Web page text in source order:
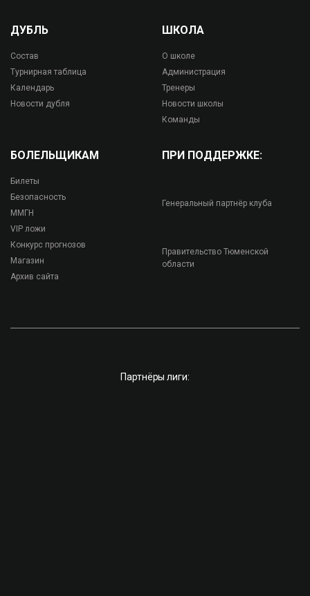
ДУБЛЬ
Состав
Турнирная таблица
Календарь
Новости дубля
ШКОЛА
О школе
Администрация
Тренеры
Новости школы
Команды
БОЛЕЛЬЩИКАМ
Билеты
Безопасность
ММГН
VIP ложи
Конкурс прогнозов
Магазин
Архив сайта
ПРИ ПОДДЕРЖКЕ:
Генеральный партнёр клуба
Правительство Тюменской
области
Партнёры лиги: